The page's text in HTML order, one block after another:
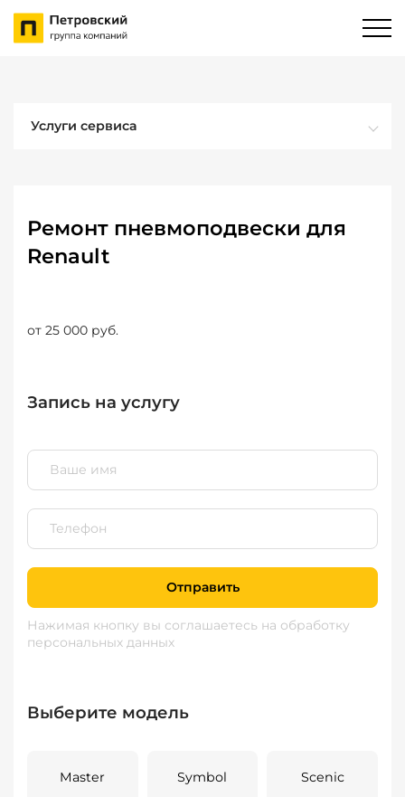
Услуги сервиса
Ремонт пневмоподвески для
Renault
от 25 000 руб.
Запись на услугу
Отправить
Нажимая кнопку вы соглашаетесь на обработку
персональных данных
Выберите модель
Master Symbol Scenic